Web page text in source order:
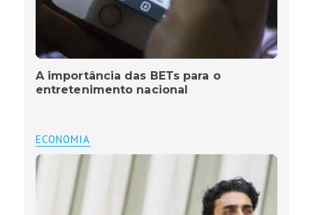
A importância das BETs para o
entretenimento nacional
ECONOMIA